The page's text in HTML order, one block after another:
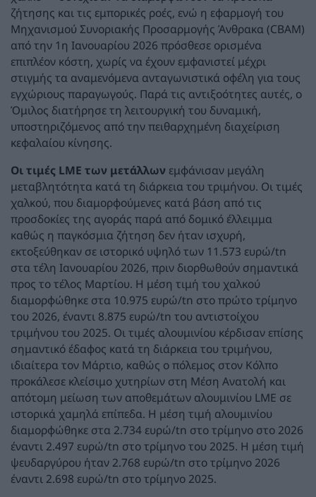
ζήτησης και τις εμπορικές ροές, ενώ η εφαρμογή του
Μηχανισμού Συνοριακής Προσαρμογής Άνθρακα (CBAM)
από την 1η Ιανουαρίου 2026 πρόσθεσε ορισμένα
επιπλέον κόστη, χωρίς να έχουν εμφανιστεί μέχρι
στιγμής τα αναμενόμενα ανταγωνιστικά οφέλη για τους
εγχώριους παραγωγούς. Παρά τις αντιξοότητες αυτές, ο
Όμιλος διατήρησε τη λειτουργική του δυναμική,
υποστηριζόμενος από την πειθαρχημένη διαχείριση
κεφαλαίου κίνησης.
Οι τιμές LME των μετάλλων εμφάνισαν μεγάλη
μεταβλητότητα κατά τη διάρκεια του τριμήνου. Οι τιμές
χαλκού, που διαμορφούμενες κατά βάση από τις
προσδοκίες της αγοράς παρά από δομικό έλλειμμα
καθώς η παγκόσμια ζήτηση δεν ήταν ισχυρή,
εκτοξεύθηκαν σε ιστορικό υψηλό των 11.573 ευρώ/tn
στα τέλη Ιανουαρίου 2026, πριν διορθωθούν σημαντικά
προς το τέλος Μαρτίου. Η μέση τιμή του χαλκού
διαμορφώθηκε στα 10.975 ευρώ/tn στο πρώτο τρίμηνο
του 2026, έναντι 8.875 ευρώ/tn του αντιστοίχου
τριμήνου του 2025. Οι τιμές αλουμινίου κέρδισαν επίσης
σημαντικό έδαφος κατά τη διάρκεια του τριμήνου,
ιδιαίτερα τον Μάρτιο, καθώς ο πόλεμος στον Κόλπο
προκάλεσε κλείσιμο χυτηρίων στη Μέση Ανατολή και
απότομη μείωση των αποθεμάτων αλουμινίου LME σε
ιστορικά χαμηλά επίπεδα. Η μέση τιμή αλουμινίου
διαμορφώθηκε στα 2.734 ευρώ/tn στο τρίμηνο στο 2026
έναντι 2.497 ευρώ/tn στο τρίμηνο του 2025. Η μέση τιμή
ψευδαργύρου ήταν 2.768 ευρώ/tn στο τρίμηνο 2026
έναντι 2.698 ευρώ/tn στο τρίμηνο 2025.